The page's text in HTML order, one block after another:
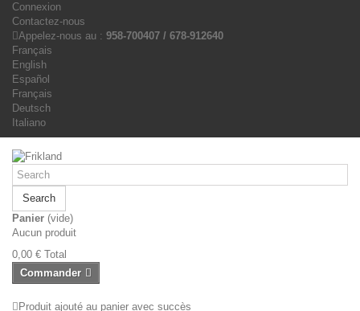
Connexion
Contactez-nous
Appelez-nous au : 958-700407 / 678-912640
Français
English
Español
Français
Deutsch
Italiano
Search
Panier (vide)
Aucun produit
0,00 € Total
Commander
Produit ajouté au panier avec succès